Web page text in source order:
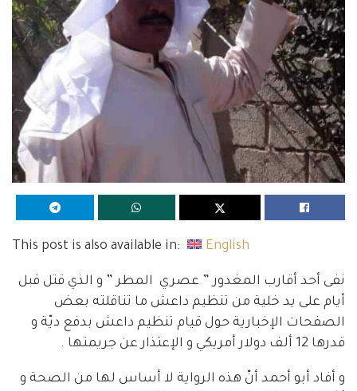
This post is also available in: English
نفى أحد أقارب المغدور ” عصري المطر ” و الذي قتل قبل
أيام على يد خلية من تنظيم داعش ما تناقلته بعض
الصفحات الإخبارية حول قيام تنظيم داعش بدفع ديّة و
قدرها 12 ألف دولار أمريكي و الإعتذار عن جريمتها .
و أفاد أبو أحمد أنّ هذه الرواية لا أساس لها من الصحة و